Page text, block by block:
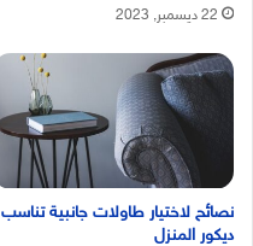
22 ديسمبر, 2023
نصائح لاختيار طاولات جانبية تناسب
ديكور المنزل